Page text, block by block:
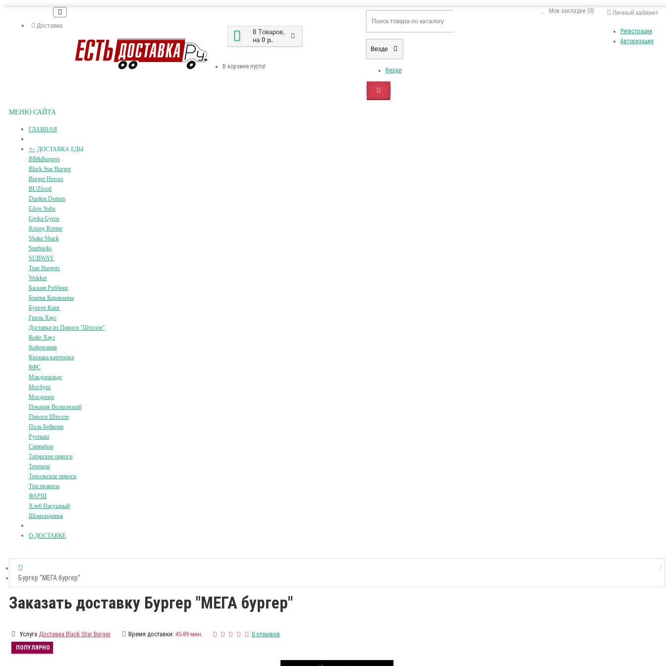
Доставка
Личный кабинет
Регистрация
Авторизация
Мои закладки (0)
0 Tоваров,
на 0 р.
В корзине пусто!
Везде
Везде
МЕНЮ САЙТА
ГЛАВНАЯ
+- ДОСТАВКА ЕДЫ
BB&Burgers
Black Star Burger
Burger Heroes
BUZfood
Dunkin Donuts
Glow Subs
Greka Gyros
Krispy Kreme
Shake Shack
Starbucks
SUBWAY
True Burgers
Wokker
Баскин Роббинс
Братья Караваевы
Бургер Кинг
Гриль Хаус
Доставка из Пироги "Штолле"
Кофе Хауз
Кофемания
Крошка картошка
КФС
Макдональдс
Мосбург
Мосдонер
Пекарня Волконский
Пироги Штолле
Поль Бейкери
Руспыш
Синнабон
Татарские пироги
Теремок
Тирольские пироги
Три правила
ФАРШ
Хлеб Насущный
Шоколадница
О ДОСТАВКЕ
Бургер "МЕГА бургер"
Заказать доставку Бургер "МЕГА бургер"
Услуга Доставка Black Star Burger Время доставки: 45-89 мин. 0 отзывов
ПОПУЛЯРНО